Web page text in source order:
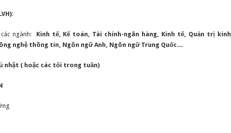
ngành:
Kinh tế, Kế toán, Tài chính-ngân hàng, Kinh tế, Quản trị kinh
nghệ thông tin, Ngôn ngữ Anh, Ngôn ngữ Trung Quốc…
nhật ( hoặc các tối trong tuần)